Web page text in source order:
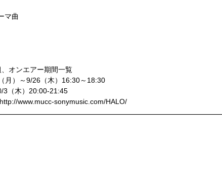
マ曲
オンエアー期間一覧
月）～9/26（木）16:30～18:30
3（木）20:00-21:45
www.mucc-sonymusic.com/HALO/